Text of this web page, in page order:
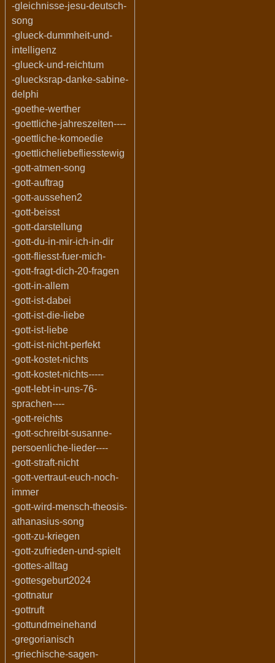
-gleichnisse-jesu-deutsch-
song
-glueck-dummheit-und-
intelligenz
-glueck-und-reichtum
-gluecksrap-danke-sabine-
delphi
-goethe-werther
-goettliche-jahreszeiten----
-goettliche-komoedie
-goettlicheliebefliesstewig
-gott-atmen-song
-gott-auftrag
-gott-aussehen2
-gott-beisst
-gott-darstellung
-gott-du-in-mir-ich-in-dir
-gott-fliesst-fuer-mich-
-gott-fragt-dich-20-fragen
-gott-in-allem
-gott-ist-dabei
-gott-ist-die-liebe
-gott-ist-liebe
-gott-ist-nicht-perfekt
-gott-kostet-nichts
-gott-kostet-nichts-----
-gott-lebt-in-uns-76-
sprachen----
-gott-reichts
-gott-schreibt-susanne-
persoenliche-lieder----
-gott-straft-nicht
-gott-vertraut-euch-noch-
immer
-gott-wird-mensch-theosis-
athanasius-song
-gott-zu-kriegen
-gott-zufrieden-und-spielt
-gottes-alltag
-gottesgeburt2024
-gottnatur
-gottruft
-gottundmeinehand
-gregorianisch
-griechische-sagen-